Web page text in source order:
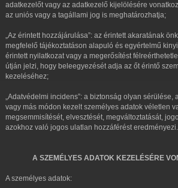
adatkezelőt vagy az adatkezelő kijelölésére
az uniós vagy a tagállami jog is meghatározhatja;
„Az érintett hozzájárulása”: az érintett akaratának
megfelelő tájékoztatáson alapuló és egyértelmű
érintett nyilatkozat vagy a megerősítést
útján jelzi, hogy beleegyezését adja az őt érintő
kezeléséhez;
„Adatvédelmi incidens”: a biztonság olyan sérülése,
vagy más módon kezelt személyes adatok véletlen
megsemmisítését, elvesztését, megváltoztatását,
azokhoz való jogos ulatlan hozzáférést eredményezi.
A SZEMÉLYES ADATOK KEZELÉSÉRE
A személyes adatok: